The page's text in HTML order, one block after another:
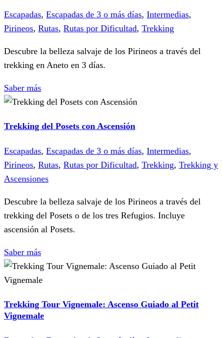
Escapadas, Escapadas de 3 o más días, Intermedias,
Pirineos, Rutas, Rutas por Dificultad, Trekking
Descubre la belleza salvaje de los Pirineos a través del
trekking en Aneto en 3 días.
Saber más
Trekking del Posets con Ascensión
Escapadas, Escapadas de 3 o más días, Intermedias,
Pirineos, Rutas, Rutas por Dificultad, Trekking, Trekking y
Ascensiones
Descubre la belleza salvaje de los Pirineos a través del
trekking del Posets o de los tres Refugios. Incluye
ascensión al Posets.
Saber más
Trekking Tour Vignemale: Ascenso Guiado al Petit
Vignemale